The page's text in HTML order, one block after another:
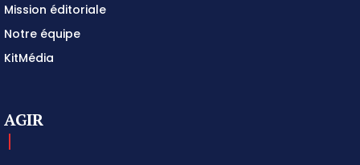
Mission éditoriale
Notre équipe
KitMédia
AGIR